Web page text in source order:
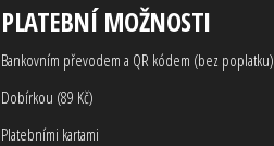
PLATEBNÍ MOŽNOSTI
Bankovním převodem a QR kódem (bez poplatku)
Dobírkou (89 Kč)
Platebními kartami